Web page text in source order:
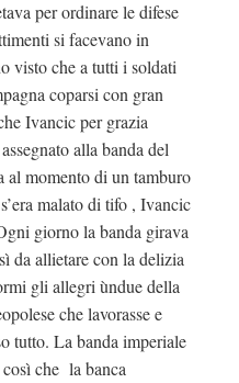
per ordinare le difese
si facevano in
visto che a tutti i soldati
coparsi con gran
Ivancic per grazia
alla banda del
al momento di un tamburo
malato di tifo , Ivancic
giorno la banda girava
da allietare con la delizia
gli allegri ùndue della
che lavorasse e
tutto. La banda imperiale
così che la banca